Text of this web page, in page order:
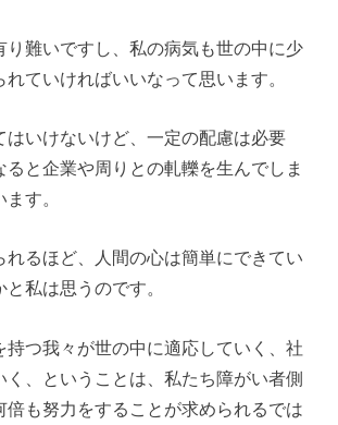
り難いですし、私の病気も世の中に少
れていければいいなって思います。
はいけないけど、一定の配慮は必要
ると企業や周りとの軋轢を生んでしま
す。
れるほど、人間の心は簡単にできてい
私は思うのです。
持つ我々が世の中に適応していく、社
く、ということは、私たち障がい者側
倍も努力をすることが求められるでは